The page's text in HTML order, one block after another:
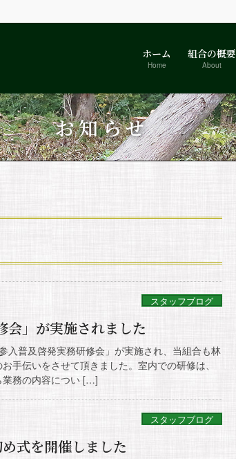
ホーム
Home
組合の概要
About
お知らせ
スタッフブログ
会」が実施されました
普及啓発実務研修会」が実施され、当組合も林
手伝いをさせて頂きました。室内での研修は、
業務の内容につい […]
スタッフブログ
式を開催しました